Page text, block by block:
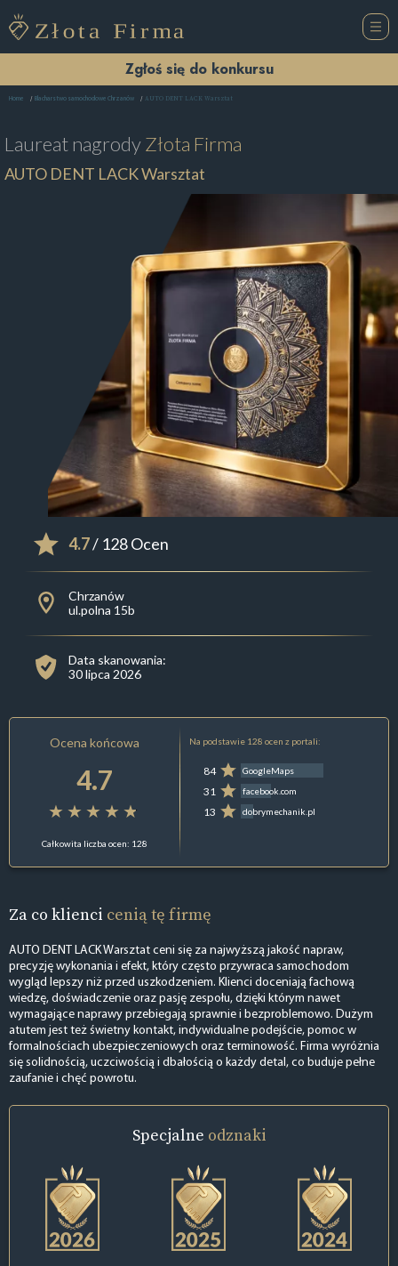
Zgłoś się do konkursu
Home Blacharstwo samochodowe Chrzanów AUTO DENT LACK Warsztat
Laureat nagrodyZłota Firma
AUTO DENT LACK Warsztat
4.7/ 128 Ocen
Chrzanów
ul.polna 15b
Data skanowania:
30 lipca 2026
Ocena końcowa
4.7
Całkowita liczba ocen: 128
Na podstawie 128 ocen z portali:
84 GoogleMaps
31 facebook.com
13 dobrymechanik.pl
Za co klienci cenią tę firmę
AUTO DENT LACK Warsztat ceni się za najwyższą jakość napraw,
precyzję wykonania i efekt, który często przywraca samochodom
wygląd lepszy niż przed uszkodzeniem. Klienci doceniają fachową
wiedzę, doświadczenie oraz pasję zespołu, dzięki którym nawet
wymagające naprawy przebiegają sprawnie i bezproblemowo. Dużym
atutem jest też świetny kontakt, indywidualne podejście, pomoc w
formalnościach ubezpieczeniowych oraz terminowość. Firma wyróżnia
się solidnością, uczciwością i dbałością o każdy detal, co buduje pełne
zaufanie i chęć powrotu.
Specjalne odznaki